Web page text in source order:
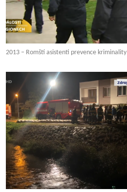
2013 – Romští asistenti prevence kriminality